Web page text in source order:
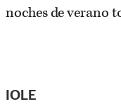
noches de verano
IOLE